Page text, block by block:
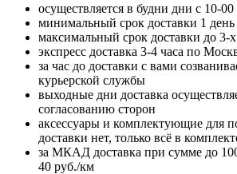
осуществляется в будни дни с 10-
минимальный срок доставки 1 день
максимальный срок доставки до 3-
экспресс доставка 3-4 часа по
за час до доставки с вами
курьерской службы
выходные дни доставка
согласованию сторон
аксессуары и комплектующие для
доставки нет, только всё в
за МКАД доставка при сумме до
40 руб./км